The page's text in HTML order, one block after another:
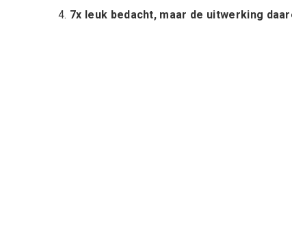
7x leuk bedacht, maar de uitwerking